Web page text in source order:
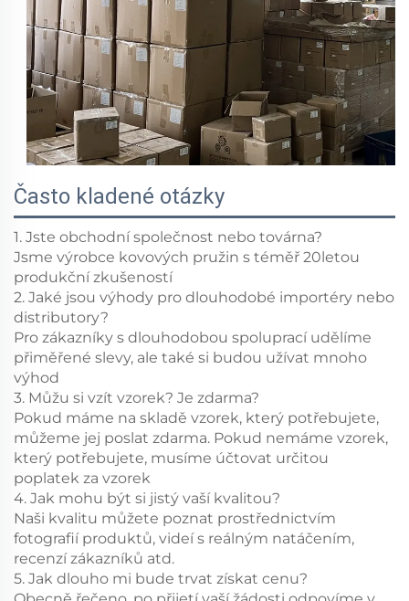
Často kladené otázky
1. Jste obchodní společnost nebo továrna?
Jsme výrobce kovových pružin s téměř 20letou
produkční zkušeností
2. Jaké jsou výhody pro dlouhodobé importéry nebo
distributory?
Pro zákazníky s dlouhodobou spoluprací udělíme
přiměřené slevy, ale také si budou užívat mnoho
výhod
3. Můžu si vzít vzorek? Je zdarma?
Pokud máme na skladě vzorek, který potřebujete,
můžeme jej poslat zdarma. Pokud nemáme vzorek,
který potřebujete, musíme účtovat určitou
poplatek za vzorek
4. Jak mohu být si jistý vaší kvalitou?
Naši kvalitu můžete poznat prostřednictvím
fotografií produktů, videí s reálným natáčením,
recenzí zákazníků atd.
5. Jak dlouho mi bude trvat získat cenu?